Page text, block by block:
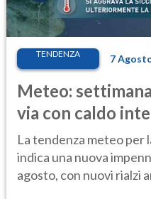
TENDENZA 7
Meteo:
via con caldo
temporale
La tendenza meteo per
indica una nuova
agosto, con nuovi rialzi